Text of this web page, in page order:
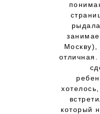
Москву),
который